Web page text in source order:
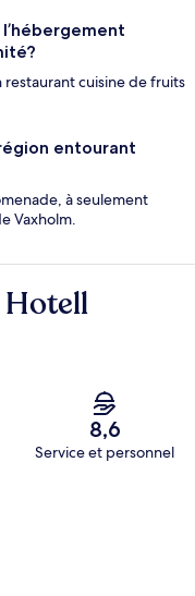
cuisine de fruits
entourant
à seulement
Vaxholm.
Hotell
8,6
Service et personnel